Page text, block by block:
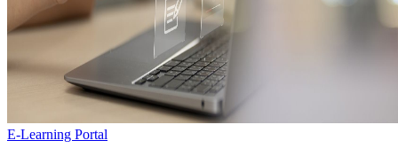
E-Learning Portal